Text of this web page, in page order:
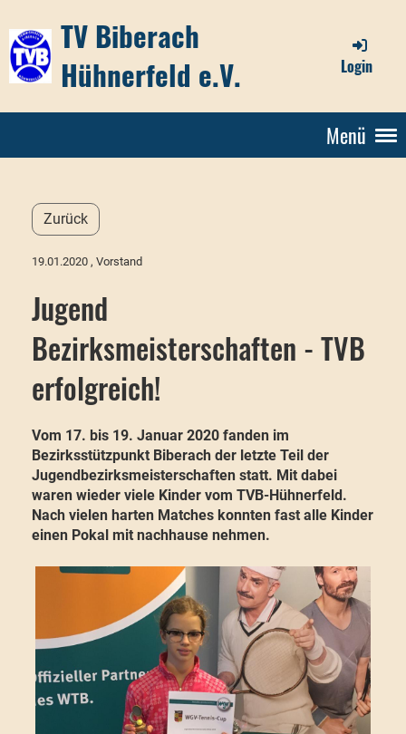
TV Biberach
Hühnerfeld e.V.
Login
Menü
Zurück
19.01.2020 , Vorstand
Jugend
Bezirksmeisterschaften - TVB
erfolgreich!
Vom 17. bis 19. Januar 2020 fanden im
Bezirksstützpunkt Biberach der letzte Teil der
Jugendbezirksmeisterschaften statt. Mit dabei
waren wieder viele Kinder vom TVB-Hühnerfeld.
Nach vielen harten Matches konnten fast alle Kinder
einen Pokal mit nachhause nehmen.